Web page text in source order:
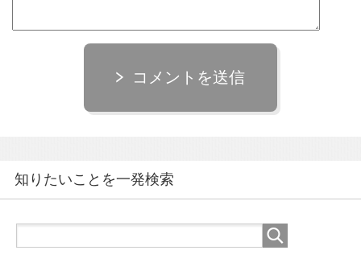
コメントを送信
知りたいことを一発検索